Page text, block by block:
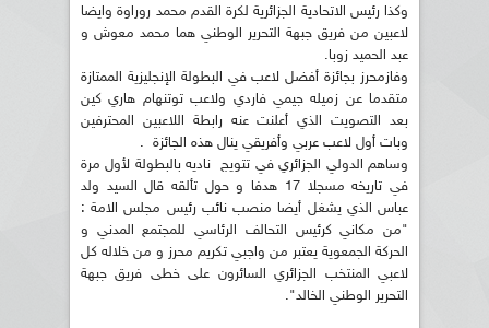
وكذا رئيس الاتحادية الجزائرية لكرة القدم محمد روراوة وايضا
لاعبين من فريق جبهة التحرير الوطني هما محمد معوش و
عبد الحميد زوبا.
وفازمحرز بجائزة أفضل لاعب في البطولة الإنجليزية الممتازة
متقدما عن زميله جيمي فاردي ولاعب توتنهام هاري كين
بعد التصويت الذي أعلنت عنه رابطة اللاعبين المحترفين
وبات أول لاعب عربي وأفريقي ينال هذه الجائزة .
وساهم الدولي الجزائري في تتويج ناديه بالبطولة لأول مرة
في تاريخه مسجلا 17 هدفا و حول تألقه قال السيد ولد
عباس الذي يشغل أيضا منصب نائب رئيس مجلس الامة :
"من مكاني كرئيس التحالف الرئاسي للمجتمع المدني و
الحركة الجمعوية يعتبر من واجبي تكريم محرز و من خلاله كل
لاعبي المنتخب الجزائري السائرون على خطى فريق جبهة
التحرير الوطني الخالد".